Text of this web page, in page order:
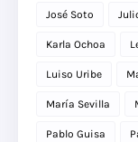
José Soto
Karla Ochoa
Luiso Uribe
María Sevilla
Pablo Guisa